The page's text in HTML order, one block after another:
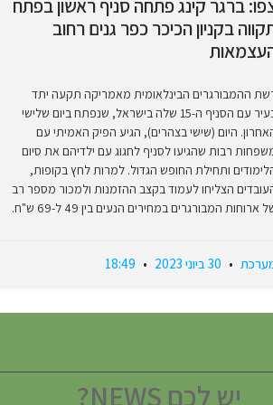
ברגר קינג פתחה סניף ראשון בפתח
בקניון הכיכר כפר גנים רחוב
ההמבורגרים הבינלאומית מאמריקה תקעה יתד
בעיר עם הסניף ה-15 שלה בישראל, שנפתח ביום שלישי
היום (שישי בצהרים), הגיע הפיק האמיתי עם
רבות שהגיעו לסניף לחגוג עם ילדיהם את סיום
ותחילת החופש הגדול. למרות לחץ בקופות,
הצליחו לעמוד בקצב ההזמנות ולמכור מספר רב
ארוחות המבורגרים במחירים הנעים בין 49 ל-69 ש"ח.
יש לכם NEWS?